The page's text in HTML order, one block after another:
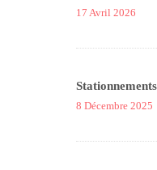
17 Avril 2026
8 Décembre 2025